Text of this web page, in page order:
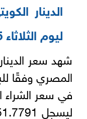
الدينار
ليوم الثلاثاء 15 يونيو 2021‏‎.‎
شهد سعر
المصري وفقًا